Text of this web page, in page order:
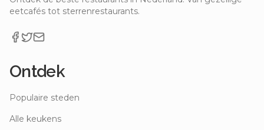
eetcafés tot sterrenrestaurants.
Ontdek
Populaire steden
Alle keukens